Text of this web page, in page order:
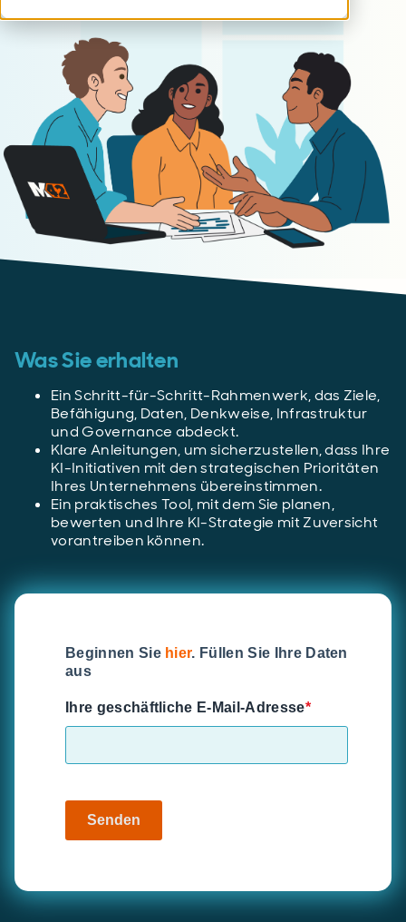
Was Sie erhalten
Ein Schritt-für-Schritt-Rahmenwerk, das Ziele,
Befähigung, Daten, Denkweise, Infrastruktur
und Governance abdeckt.
Klare Anleitungen, um sicherzustellen, dass Ihre
KI-Initiativen mit den strategischen Prioritäten
Ihres Unternehmens übereinstimmen.
Ein praktisches Tool, mit dem Sie planen,
bewerten und Ihre KI-Strategie mit Zuversicht
vorantreiben können.
Beginnen Sie hier. Füllen Sie Ihre Daten
aus
Ihre geschäftliche E-Mail-Adresse*
Senden